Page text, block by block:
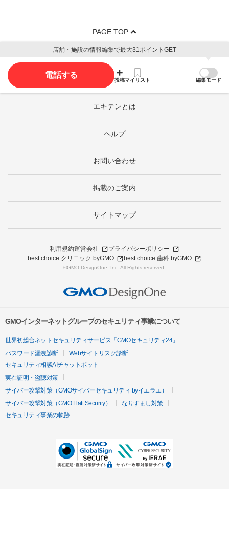
PAGE TOP
店舗・施設の情報編集で最大31ポイントGET
電話する
投稿マイリスト 編集モード
エキテンとは
ヘルプ
お問い合わせ
掲載のご案内
サイトマップ
利用規約運営会社
プライバシーポリシー
best choice クリニック byGMO
best choice 歯科 byGMO
©GMO DesignOne, Inc. All Rights reserved.
GMOインターネットグループのセキュリティ事業について
世界初総合ネットセキュリティサービス「GMOセキュリティ24」
パスワード漏洩診断
Webサイトリスク診断
セキュリティ相談AIチャットボット
実在証明・盗聴対策
サイバー攻撃対策（GMOサイバーセキュリティ byイエラエ）
サイバー攻撃対策（GMO Flatt Security）
なりすまし対策
セキュリティ事業の軌跡